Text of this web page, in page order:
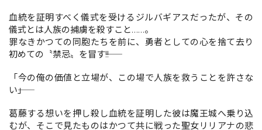
コミックエッセイ
血統を証明すべく儀式を受けるジルバギアスだったが、その
儀式とは人族の捕虜を殺すこと……。
罪なきかつての同胞たちを前に、勇者としての心を捨て去り
初めての〝禁忌〟を冒す――!!
「今の俺の価値と立場が、この場で人族を救うことを許さな
い――」
葛藤する想いを押し殺し血統を証明した彼は魔王城へ乗り込
むが、そこで見たものはかつて共に戦った聖女リリアナの悲